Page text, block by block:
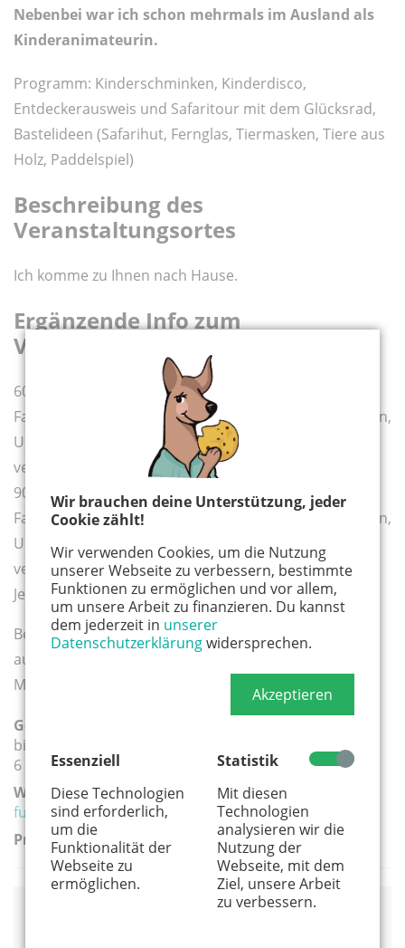
Wir brauchen deine Unterstützung, jeder
Cookie zählt!
Wir verwenden Cookies, um die Nutzung
unserer Webseite zu verbessern, bestimmte
Funktionen zu ermöglichen und vor allem,
um unsere Arbeit zu finanzieren. Du kannst
dem jederzeit in unserer
Datenschutzerklärungwidersprechen.
Akzeptieren
Essenziell
Diese Technologien
sind erforderlich,
um die
Funktionalität der
Webseite zu
ermöglichen.
Statistik
Mit diesen
Technologien
analysieren wir die
Nutzung der
Webseite, mit dem
Ziel, unsere Arbeit
zu verbessern.
Nebenbei war ich schon mehrmals im Ausland als
Kinderanimateurin.
Programm: Kinderschminken, Kinderdisco,
Entdeckerausweis und Safaritour mit dem Glücksrad,
Bastelideen (Safarihut, Fernglas, Tiermasken, Tiere aus
Holz, Paddelspiel)
Beschreibung des
Veranstaltungsortes
Ich komme zu Ihnen nach Hause.
Ergänzende Info zum
Veranstaltungspreis
60 Minuten Programm inklusive Vorbereitungszeit,
Fahrtzeit und Einkaufszeit kosten 150 Euro. Spritkosten,
Umsatzsteuer und Materialkosten werden extra
verrechnet.
90 Minuten Programm inklusive Vorbereitungszeit,
Fahrtzeit und Einkaufszeit kosten 200 Euro. Spritkosten,
Umsatzsteuer und Materialkosten werden extra
verrechnet.
Jede weitere halbe Stunde kostet 66 Euro.
Bei einer Buchung erhalten Sie einen Vertrag von mir,
außerdem ist dann eine Anzahlung von 50 % plus
Materialkosten zu leisten.
Geeignete Altersgruppe(n):
bis 5 Jahre
6 - 10 Jahre
Weiterführender Link:
funnyfanilla.de/
Preis: